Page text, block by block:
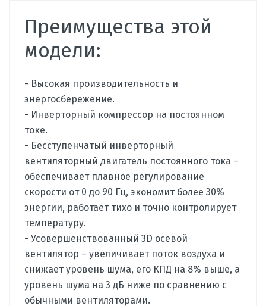
Преимущества этой
модели:
- Высокая производительность и
энергосбережение.
- Инверторный компрессор на постоянном
токе.
- Бесступенчатый инверторный
вентиляторный двигатель постоянного тока –
обеспечивает плавное регулирование
скорости от 0 до 90 Гц, экономит более 30%
энергии, работает тихо и точно контролирует
температуру.
- Усовершенствованный 3D осевой
вентилятор – увеличивает поток воздуха и
снижает уровень шума, его КПД на 8% выше, а
уровень шума на 3 дБ ниже по сравнению с
обычными вентиляторами.